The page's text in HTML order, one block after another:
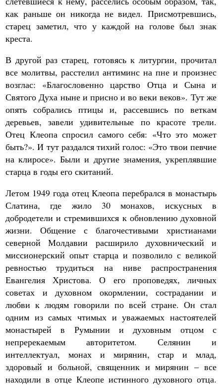
как раньше он никогда не видел. Присмотревшись,
старец заметил, что у каждой на голове был знак
креста.
В другой раз старец, готовясь к литургии, прочитал
все молитвы, расстелил антиминс на пне и произнес
возглас: «Благословенно царство Отца и Сына и
Святого Духа ныне и присно и во веки веков». Тут же
опять собрались птицы и, рассевшись по веткам
деревьев, завели удивительные по красоте трели.
Отец Клеопа спросил самого себя: «Что это может
быть?». И тут раздался тихий голос: «Это твои певчие
на клиросе». Были и другие знамения, укреплявшие
старца в годы его скитаний.
Летом 1949 года отец Клеопа перебрался в монастырь
Слатина, где жило 30 монахов, искусных в
добродетели и стремившихся к обновлению духовной
жизни. Общение с благочестивыми христианами
северной Молдавии расширило духовнический и
миссионерский опыт старца и позволило с великой
ревностью трудиться на ниве распространения
Евангелия Христова. О его проповедях, личных
советах и духовном окормлении, сострадании и
любви к людям говорили по всей стране. Он стал
одним из самых чтимых и уважаемых настоятелей
монастырей в Румынии и духовным отцом с
непререкаемым авторитетом. Селянин и
интеллектуал, монах и мирянин, стар и млад,
здоровый и больной, священник и мирянин – все
находили в отце Клеопе истинного духовного отца.